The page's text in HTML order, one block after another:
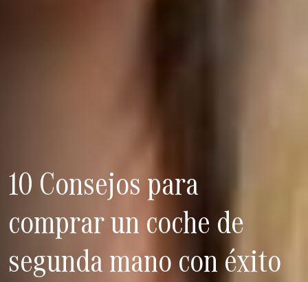
10 Consejos para
comprar un coche de
segunda mano con éxito